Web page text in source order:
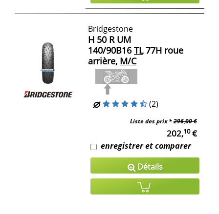
Bridgestone
H 50 R UM
140/90B16 TL77H roue
arrière, M/C
(2)
Liste des prix *296,00 €
202,10€
enregistrer et comparer
Détails